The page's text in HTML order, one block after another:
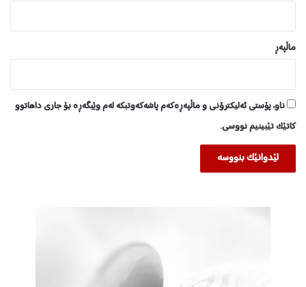
ماڵپه‌ڕ
ناو، پۆستی ئەلیکترۆنی و ماڵپەڕەکەم پاشەکەوتبکە لەم وێبگەڕە بۆ جاری داهاتوو
کاتێک تێبینیم نووسی.